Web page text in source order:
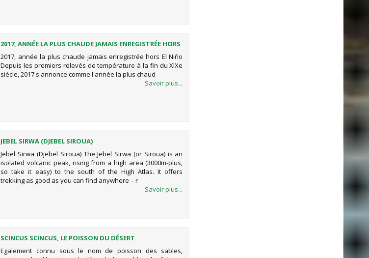
2017, ANNÉE LA PLUS CHAUDE JAMAIS ENREGISTRÉE HORS
EL NIÑO
2017, année la plus chaude jamais enregistrée hors El Niño
Depuis les premiers relevés de température à la fin du XIXe
siècle, 2017 s'annonce comme l'année la plus chaud
Savoir plus...
JEBEL SIRWA (DJEBEL SIROUA)
Jebel Sirwa (Djebel Siroua) The Jebel Sirwa (or Siroua) is an
isolated volcanic peak, rising from a high area (3000m-plus,
so take it easy) to the south of the High Atlas. It offers
trekking as good as you can find anywhere – r
Savoir plus...
SCINCUS SCINCUS, LE POISSON DU DÉSERT
Egalement connu sous le nom de poisson des sables,